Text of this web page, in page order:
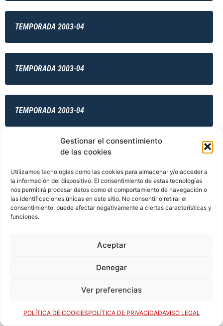
Gestionar el consentimiento
de las cookies
Utilizamos tecnologías como las cookies para almacenar y/o acceder a
la información del dispositivo. El consentimiento de estas tecnologías
nos permitirá procesar datos como el comportamiento de navegación o
las identificaciones únicas en este sitio. No consentir o retirar el
consentimiento, puede afectar negativamente a ciertas características y
funciones.
Aceptar
Denegar
Ver preferencias
POLÍTICA DE COOKIESPOLÍTICA DE PRIVACIDADAVISO LEGAL
TEMPORADA 2003-04
TEMPORADA 2003-04
TEMPORADA 2003-04
TEMPORADA 2004-05
TEMPORADA 2004-05